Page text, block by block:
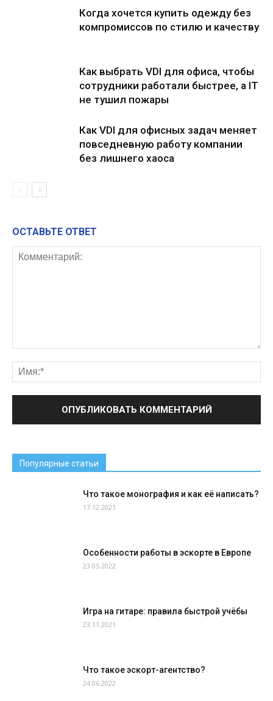
Когда хочется купить одежду без
компромиссов по стилю и качеству
Как выбрать VDI для офиса, чтобы
сотрудники работали быстрее, а IT
не тушил пожары
Как VDI для офисных задач меняет
повседневную работу компании
без лишнего хаоса
ОСТАВЬТЕ ОТВЕТ
Популярные статьи
Что такое монография и как её написать?
17.12.2021
Особенности работы в эскорте в Европе
23.05.2022
Игра на гитаре: правила быстрой учёбы
23.11.2021
Что такое эскорт-агентство?
24.06.2022